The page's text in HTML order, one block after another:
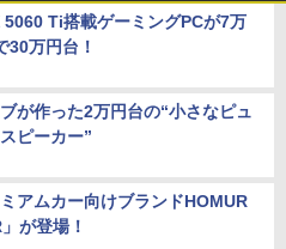
5060 Ti搭載ゲーミングPCが7万
30万円台！
が作った2万円台の“小さなピュ
ピーカー”
アムカー向けブランドHOMUR
が登場！